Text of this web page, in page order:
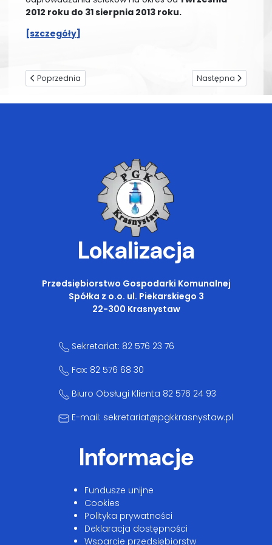
2012 roku do 31 sierpnia 2013 roku.
[szczegóły]
Poprzednia strona: Informacja o wygaśnięciu umów
Poprzednia Następna strona:
Następna
Lokalizacja
Przedsiębiorstwo Gospodarki Komunalnej
Spółka z o.o. ul. Piekarskiego 3
22-300 Krasnystaw
Sekretariat: 82 576 23 76
Fax: 82 576 68 30
Biuro Obsługi Klienta 82 576 24 93
E-mail: sekretariat@pgkkrasnystaw.pl
Informacje
Fundusze unijne
Cookies
Polityka prywatności
Deklaracja dostępności
Wsparcie przedsiębiorstw